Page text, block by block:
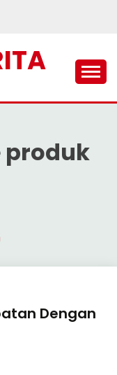
produk
Dengan